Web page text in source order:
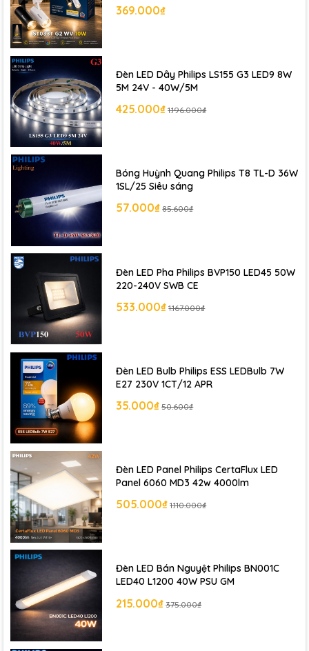
369.000₫
Đèn LED Dây Philips LS155 G3 LED9 8W
5M 24V - 40W/5M
425.000₫ 1.196.000₫
Bóng Huỳnh Quang Philips T8 TL-D 36W
1SL/25 Siêu sáng
57.000₫ 85.600₫
Đèn LED Pha Philips BVP150 LED45 50W
220-240V SWB CE
533.000₫ 1.167.000₫
Đèn LED Bulb Philips ESS LEDBulb 7W
E27 230V 1CT/12 APR
35.000₫ 50.600₫
Đèn LED Panel Philips CertaFlux LED
Panel 6060 MD3 42w 4000lm
505.000₫ 1.110.000₫
Đèn LED Bán Nguyệt Philips BN001C
LED40 L1200 40W PSU GM
215.000₫ 375.000₫